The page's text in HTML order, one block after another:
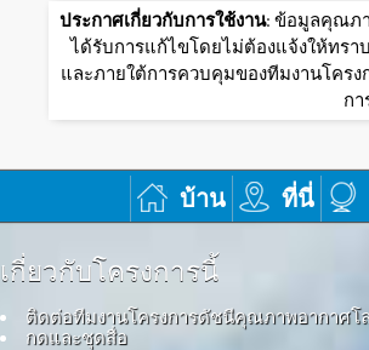
ประกาศเกี่ยวกับการใช้งาน: ข้อมูลคุณภา
ได้รับการแก้ไขโดยไม่ต้องแจ้งให้ทราบ
และภายใต้การควบคุมของทีมงานโครง
ก
บ้าน ที่นี่
เกี่ยวกับโครงการนี้
ติดต่อทีมงานโครงการดัชนีคุณภาพอากาศโ
กดและชุดสื่อ